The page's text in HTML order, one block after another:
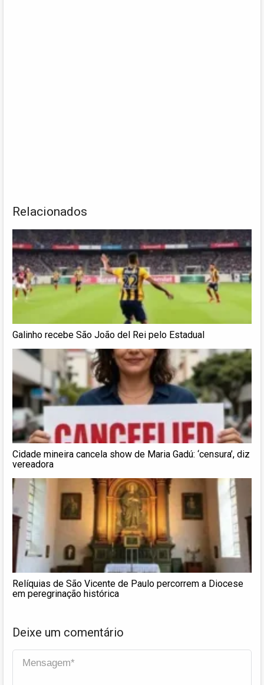
Relacionados
Galinho recebe São João del Rei pelo Estadual
Cidade mineira cancela show de Maria Gadú: ‘censura’, diz
vereadora
Relíquias de São Vicente de Paulo percorrem a Diocese
em peregrinação histórica
Deixe um comentário